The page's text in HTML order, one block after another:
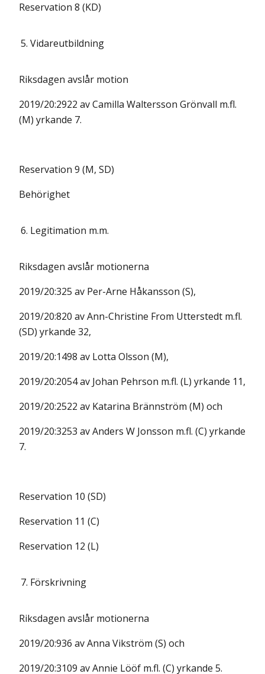
Reservation 8 (KD)
5. Vidareutbildning
Riksdagen avslår motion
2019/20:2922 av Camilla Waltersson Grönvall m.fl.
(M) yrkande 7.
Reservation 9 (M, SD)
Behörighet
6. Legitimation m.m.
Riksdagen avslår motionerna
2019/20:325 av Per-Arne Håkansson (S),
2019/20:820 av Ann-Christine From Utterstedt m.fl.
(SD) yrkande 32,
2019/20:1498 av Lotta Olsson (M),
2019/20:2054 av Johan Pehrson m.fl. (L) yrkande 11,
2019/20:2522 av Katarina Brännström (M) och
2019/20:3253 av Anders W Jonsson m.fl. (C) yrkande
7.
Reservation 10 (SD)
Reservation 11 (C)
Reservation 12 (L)
7. Förskrivning
Riksdagen avslår motionerna
2019/20:936 av Anna Vikström (S) och
2019/20:3109 av Annie Lööf m.fl. (C) yrkande 5.